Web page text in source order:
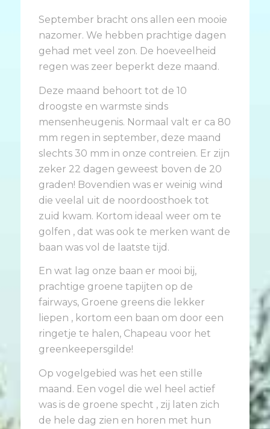
September bracht ons allen een mooie
nazomer. We hebben prachtige dagen
gehad met veel zon. De hoeveelheid
regen was zeer beperkt deze maand.
Deze maand behoort tot de 10
droogste en warmste sinds
mensenheugenis. Normaal valt er ca 80
mm regen in september, deze maand
slechts 30 mm in onze contreien. Er zijn
zeker 22 dagen geweest boven de 20
graden! Bovendien was er weinig wind
die veelal uit de noordoosthoek tot
zuid kwam. Kortom ideaal weer om te
golfen , dat was ook te merken want de
baan was vol de laatste tijd.
En wat lag onze baan er mooi bij,
prachtige groene tapijten op de
fairways, Groene greens die lekker
liepen , kortom een baan om door een
ringetje te halen, Chapeau voor het
greenkeepersgilde!
Op vogelgebied was het een stille
maand. Een vogel die wel heel actief
was is de groene specht , zij laten zich
de hele dag zien en horen met hun